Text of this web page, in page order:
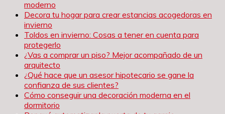
moderno
Decora tu hogar para crear estancias acogedoras en
invierno
Toldos en invierno: Cosas a tener en cuenta para
protegerlo
¿Vas a comprar un piso? Mejor acompañado de un
arquitecto
¿Qué hace que un asesor hipotecario se gane la
confianza de sus clientes?
Cómo conseguir una decoración moderna en el
dormitorio